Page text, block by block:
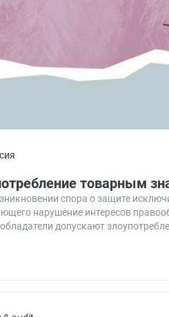
товарным
спора о защите
нарушение интересов
допускают